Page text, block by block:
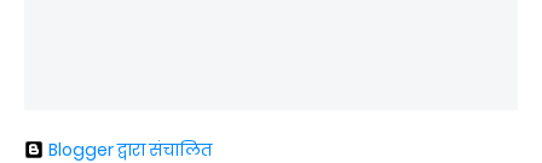
Blogger द्वारा संचालित